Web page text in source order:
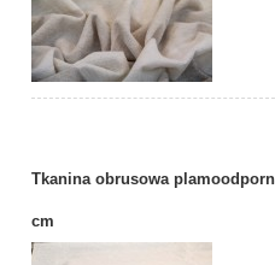
Tkanina obrusowa
cm